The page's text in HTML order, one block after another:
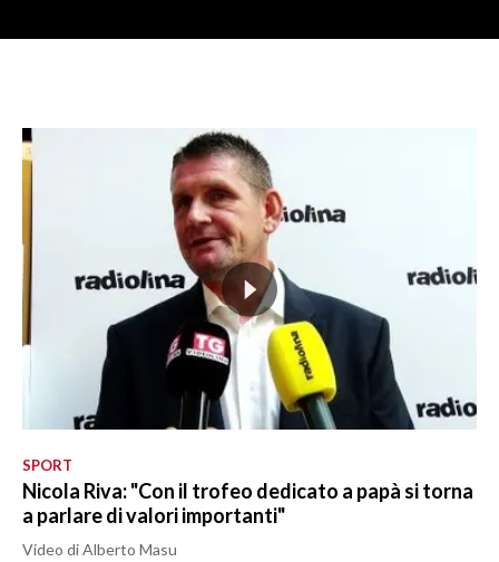
SPORT
Nicola Riva: "Con il trofeo dedicato a papà si torna
a parlare di valori importanti"
Video di Alberto Masu